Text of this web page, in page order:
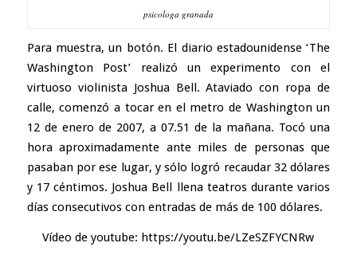
psicologa granada
Para muestra, un botón. El diario estadounidense ‘The
Washington Post’ realizó un experimento con el
virtuoso violinista Joshua Bell. Ataviado con ropa de
calle, comenzó a tocar en el metro de Washington un
12 de enero de 2007, a 07.51 de la mañana. Tocó una
hora aproximadamente ante miles de personas que
pasaban por ese lugar, y sólo logró recaudar 32 dólares
y 17 céntimos. Joshua Bell llena teatros durante varios
días consecutivos con entradas de más de 100 dólares.
Vídeo de youtube: https://youtu.be/LZeSZFYCNRw